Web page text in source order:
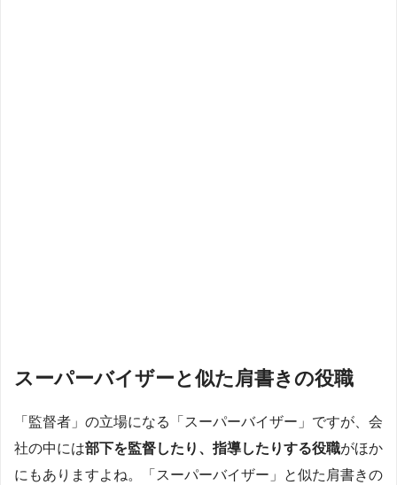
スーパーバイザーと似た肩書きの役職
「監督者」の立場になる「スーパーバイザー」ですが、会
社の中には部下を監督したり、指導したりする役職がほか
にもありますよね。「スーパーバイザー」と似た肩書きの